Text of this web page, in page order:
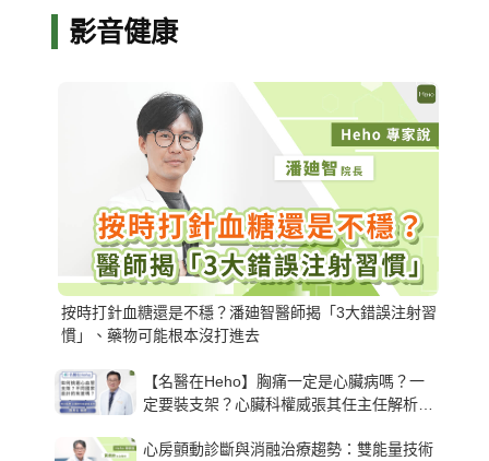
影音健康
按時打針血糖還是不穩？潘廸智醫師揭「3大錯誤注射習
慣」、藥物可能根本沒打進去
【名醫在Heho】胸痛一定是心臟病嗎？一
定要裝支架？心臟科權威張其任主任解析支
心房顫動診斷與消融治療趨勢：雙能量技術